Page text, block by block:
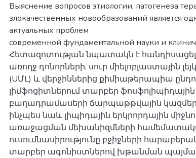
Выяснение вопросов этиологии, патогенеза
злокачественных новообразований является
актуальных проблем
современной фундаментальной науки и
Հետազոտության նպատակն է
առողջ դոնորների, սուր միելոբլաստային
(UՄL) և վերջիններից քիմիաթերապիա
լիմֆոցիտներում տարբեր ֆոսֆոլիպիդային
բաղադրամասերի ճարպաթթվային
ինչպես նաև լիպիդային երկրորդային
առաջացման մեխանիզմների
ուսումնասիրությունը բջիջների
տարբեր ագոնիստներով խթանման